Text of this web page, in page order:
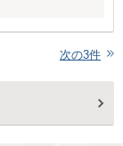
次の3件